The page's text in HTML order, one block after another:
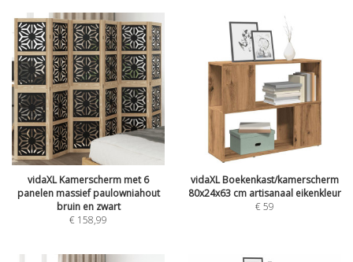
vidaXL Kamerscherm met 6
panelen massief paulowniahout
bruin en zwart
€ 158,99
vidaXL Boekenkast/kamerscherm
80x24x63 cm artisanaal eikenkleur
€59